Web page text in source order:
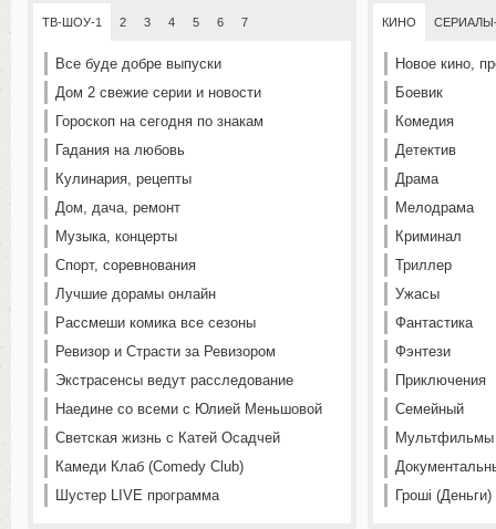
ТВ-ШОУ-1 2 3 4 5 6 7
Все буде добре выпуски
Дом 2 свежие серии и новости
Гороскоп на сегодня по знакам
Гадания на любовь
Кулинария, рецепты
Дом, дача, ремонт
Музыка, концерты
Спорт, соревнования
Лучшие дорамы онлайн
Рассмеши комика все сезоны
Ревизор и Страсти за Ревизором
Экстрасенсы ведут расследование
Наедине со всеми с Юлией Меньшовой
Светская жизнь с Катей Осадчей
Камеди Клаб (Comedy Club)
Шустер LIVE программа
КИНО
Новое кино,
Боевик
Комедия
Детектив
Драма
Мелодрама
Криминал
Триллер
Ужасы
Фантастика
Фэнтези
Приключения
Семейный
Мультфильмы
Гроші